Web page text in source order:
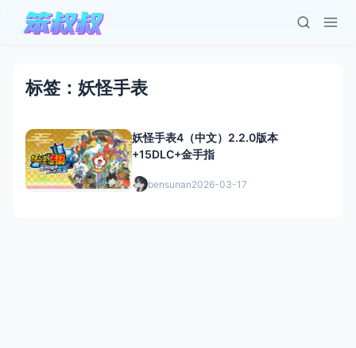
标签：妖怪手表
妖怪手表4（中文）2.2.0版本
+15DLC+金手指
bensunan2026-03-17